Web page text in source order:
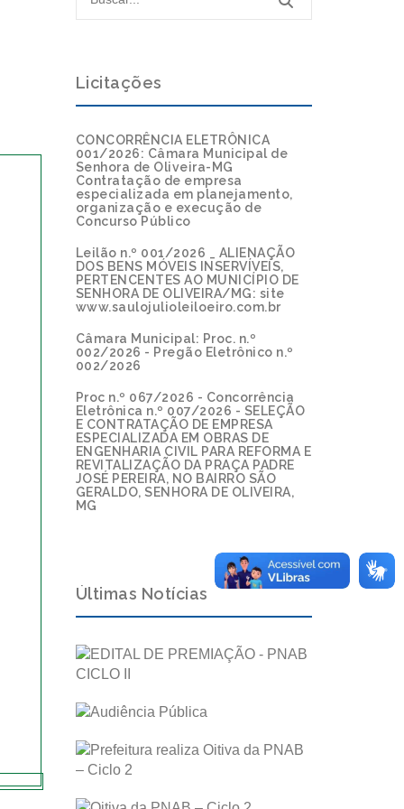
Licitações
CONCORRÊNCIA ELETRÔNICA
001/2026: Câmara Municipal de
Senhora de Oliveira-MG
Contratação de empresa
especializada em planejamento,
organização e execução de
Concurso Público
Leilão n.º 001/2026 _ ALIENAÇÃO
DOS BENS MÓVEIS INSERVÍVEIS,
PERTENCENTES AO MUNICÍPIO DE
SENHORA DE OLIVEIRA/MG: site
www.saulojulioleiloeiro.com.br
Câmara Municipal: Proc. n.º
002/2026 - Pregão Eletrônico n.º
002/2026
Proc n.º 067/2026 - Concorrência
Eletrônica n.º 007/2026 - SELEÇÃO
E CONTRATAÇÃO DE EMPRESA
ESPECIALIZADA EM OBRAS DE
ENGENHARIA CIVIL PARA REFORMA E
REVITALIZAÇÃO DA PRAÇA PADRE
JOSÉ PEREIRA, NO BAIRRO SÃO
GERALDO, SENHORA DE OLIVEIRA,
MG
Últimas Notícias